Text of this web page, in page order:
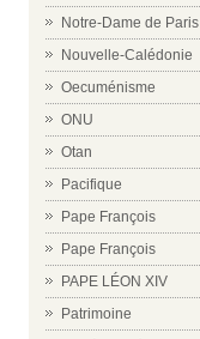
Notre-Dame de Paris
Nouvelle-Calédonie
Oecuménisme
ONU
Otan
Pacifique
Pape François
Pape François
PAPE LÉON XIV
Patrimoine